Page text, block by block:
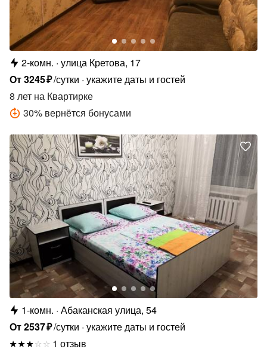
2-комн. улица Кретова, 17
От3245₽/сутки укажите даты и гостей
8 лет на Квартирке
30% вернётся бонусами
1-комн. Абаканская улица, 54
От2537₽/сутки укажите даты и гостей
1 отзыв